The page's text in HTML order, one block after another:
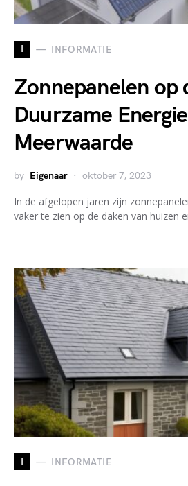
I INFORMATIE
Zonnepanelen op
Duurzame
Meerwaarde
by Eigenaar oktober 7, 2023
In de afgelopen jaren zijn
vaker te zien op de daken van huizen
I INFORMATIE